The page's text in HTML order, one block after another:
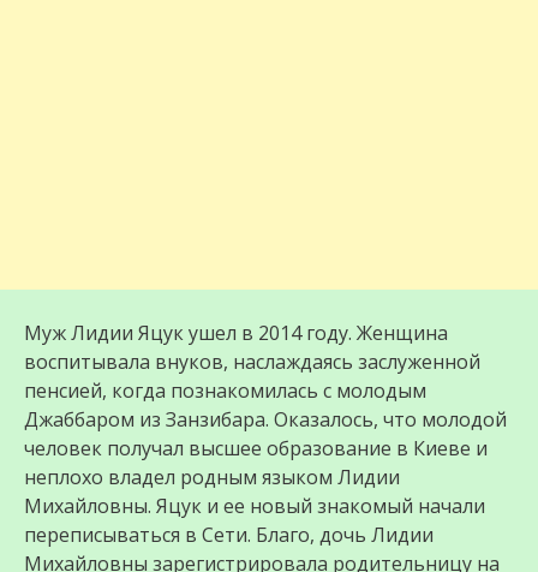
Муж Лидии Яцук ушел в 2014 году. Женщина
воспитывала внуков, наслаждаясь заслуженной
пенсией, когда познакомилась с молодым
Джаббаром из Занзибара. Оказалось, что молодой
человек получал высшее образование в Киеве и
неплохо владел родным языком Лидии
Михайловны. Яцук и ее новый знакомый начали
переписываться в Сети. Благо, дочь Лидии
Михайловны зарегистрировала родительницу на